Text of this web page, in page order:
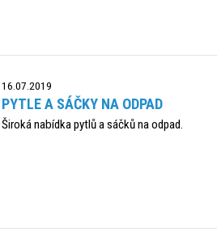
16.07.2019
PYTLE A SÁČKY NA ODPAD
Široká nabídka pytlů a sáčků na odpad.